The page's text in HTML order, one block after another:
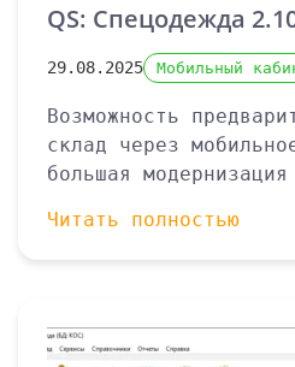
QS: Спецодежда
29.08.2025 Мобильный
Возможность
склад через
большая
Читать полностью